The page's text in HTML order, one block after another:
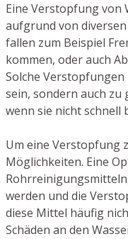
Eine Verstopfung von
aufgrund von
fallen zum Beispiel
kommen, oder auch
Solche
sein, sondern auch
wenn sie nicht schnell
Um eine Verstopfung
Möglichkeiten. Eine
werden und die
diese Mittel häufig
Schäden an den